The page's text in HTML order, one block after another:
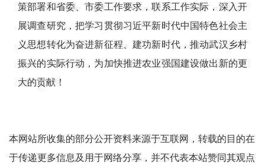
策部署和省委、市委工作要求，联系工作实际，深入开
展调查研究，把学习贯彻习近平新时代中国特色社会主
义思想转化为奋进新征程、建功新时代，推动武汉乡村
振兴的实际行动，为加快推进农业强国建设做出新的更
大的贡献！
本网站所收集的部分公开资料来源于互联网，转载的目的在
于传递更多信息及用于网络分享，并不代表本站赞同其观点